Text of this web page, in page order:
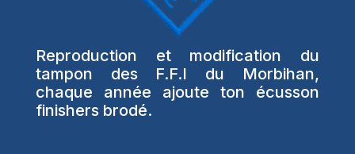
Reproduction et modification du
tampon des F.F.I du Morbihan,
chaque année ajoute ton écusson
finishers brodé.